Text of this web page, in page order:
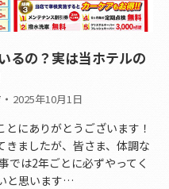
るの？実は当ホテルの
2025年10月1日
にありがとうございます！
ましたが、皆さま、体調な
では2年ごとに必ずやってく
と思います…